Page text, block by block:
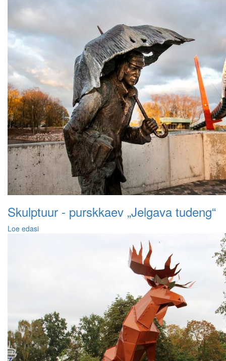
Skulptuur - purskkaev „Jelgava tudeng“
Loe edasi